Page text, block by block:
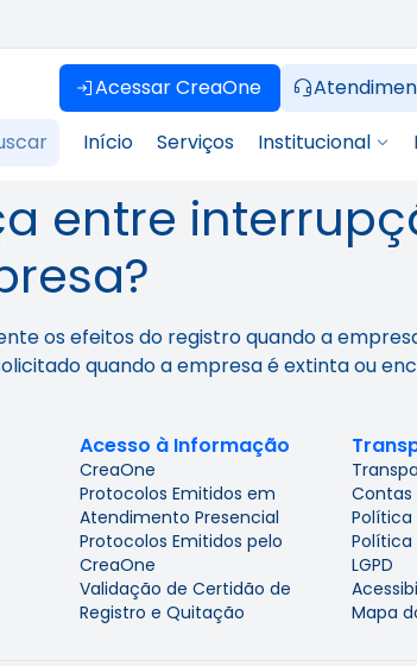
Acessar CreaOne
Início Serviços Institucional
entre
os efeitos do registro quando a
quando a empresa é extinta ou
Acesso à Informação
CreaOne
Protocolos Emitidos em
Atendimento Presencial
Protocolos Emitidos pelo
CreaOne
Validação de Certidão de
Registro e Quitação
Contas
Política
Política
LGPD
Mapa